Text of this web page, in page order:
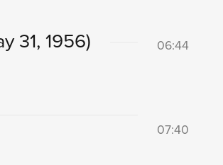
31, 1956) 06:44
07:40